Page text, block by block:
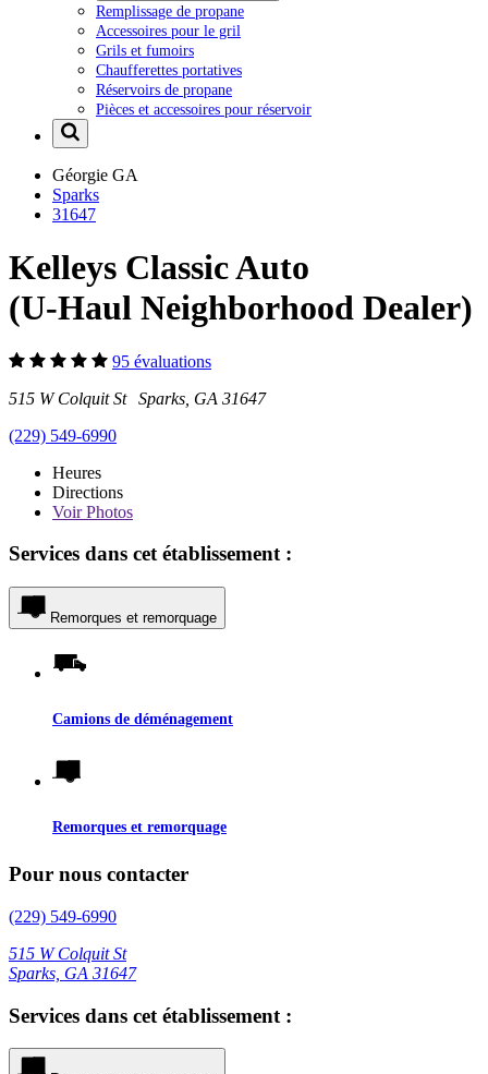
Remplissage de propane
Accessoires pour le gril
Grils et fumoirs
Chaufferettes portatives
Réservoirs de propane
Pièces et accessoires pour réservoir
Géorgie GA
Sparks
31647
Kelleys Classic Auto
(U-Haul Neighborhood Dealer)
95 évaluations
515 W Colquit St Sparks, GA 31647
(229) 549-6990
Heures
Directions
VoirPhotos
Services dans cet établissement :
Remorques et remorquage
Camions de déménagement
Remorques et remorquage
Pour nous contacter
(229) 549-6990
515 W Colquit St
Sparks, GA 31647
Services dans cet établissement :